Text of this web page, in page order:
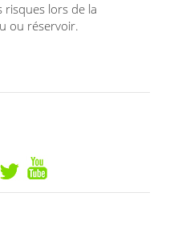
risques lors de la
ou réservoir.